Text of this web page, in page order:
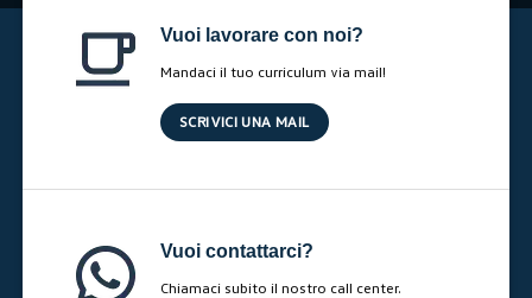
Vuoi lavorare con noi?
Mandaci il tuo curriculum via mail!
SCRIVICI UNA MAIL
Vuoi contattarci?
Chiamaci subito il nostro call center.